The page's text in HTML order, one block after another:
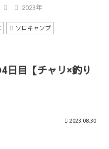
2023年
ソロキャンプ
日目【チャリ×釣り
2023.08.30